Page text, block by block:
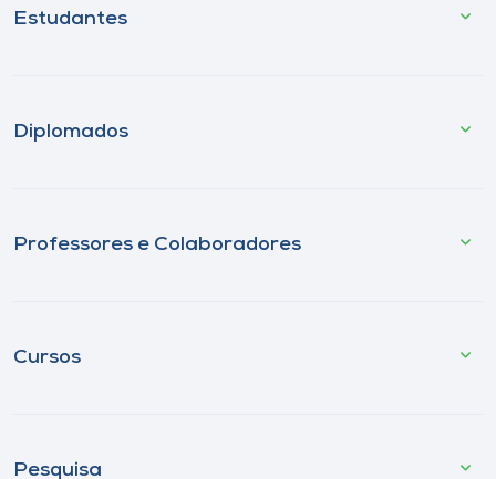
Estudantes
Diplomados
Professores e Colaboradores
Cursos
Pesquisa